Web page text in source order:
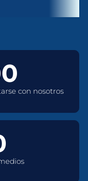
con nosotros